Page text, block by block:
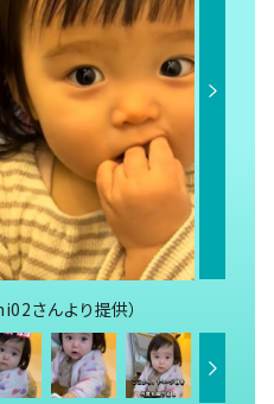
さんより提供）